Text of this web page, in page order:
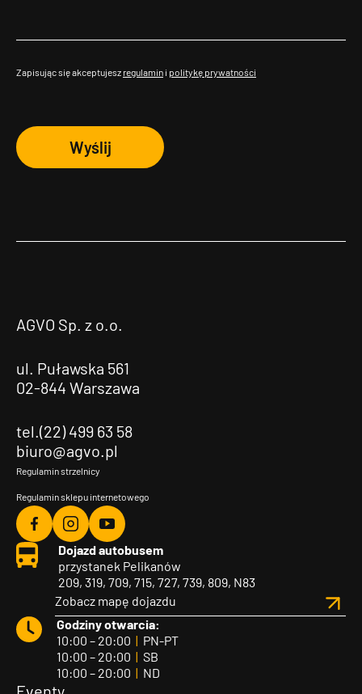
Zapisując się akceptujesz regulamin i politykę prywatności
Wyślij
AGVO Sp. z o.o.
ul. Puławska 561
02-844 Warszawa
tel.(22) 499 63 58
biuro@agvo.pl
Regulamin strzelnicy
Regulamin sklepu internetowego
Agvo
Facebook
Agvo
Instagram
Agvo
YouTube
Dojazd autobusem
przystanek Pelikanów
209, 319, 709, 715, 727, 739, 809, N83
Zobacz mapę dojazdu
Godziny otwarcia:
10:00 – 20:00 | PN-PT
10:00 – 20:00 | SB
10:00 – 20:00 | ND